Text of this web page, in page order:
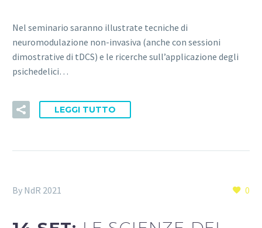
Nel seminario saranno illustrate tecniche di
neuromodulazione non-invasiva (anche con sessioni
dimostrative di tDCS) e le ricerche sull’applicazione degli
psichedelici…
LEGGI TUTTO
0
By NdR 2021